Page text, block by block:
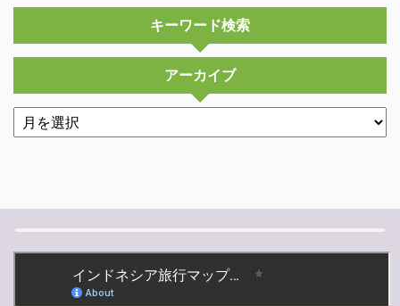
キーワード検索
アーカイブ